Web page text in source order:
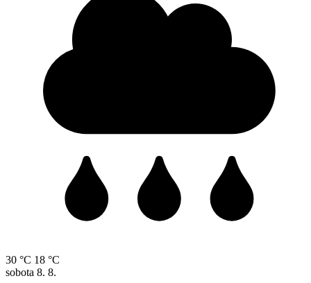
30 °C 18 °C
sobota 8. 8.